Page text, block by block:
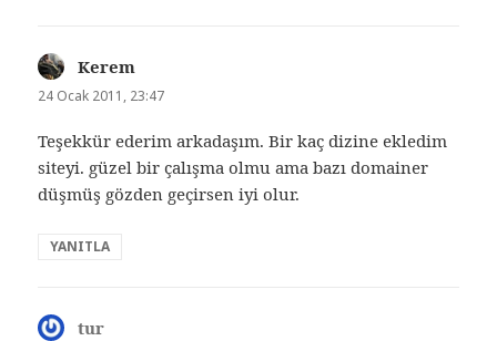
Kerem
ki:
24 Ocak 2011, 23:47
Teşekkür ederim arkadaşım. Bir kaç dizine ekledim
siteyi. güzel bir çalışma olmu ama bazı domainer
düşmüş gözden geçirsen iyi olur.
YANITLA
tur